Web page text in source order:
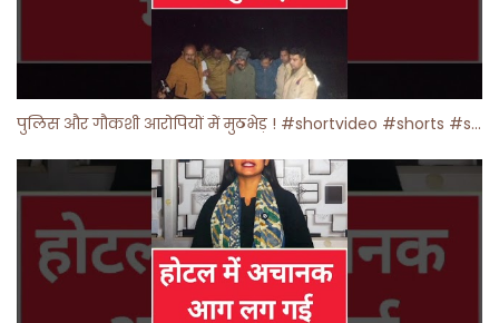
पुलिस और गौकशी आरोपियों में मुठभेड़ ! #shortvideo #shorts #shortsfeed